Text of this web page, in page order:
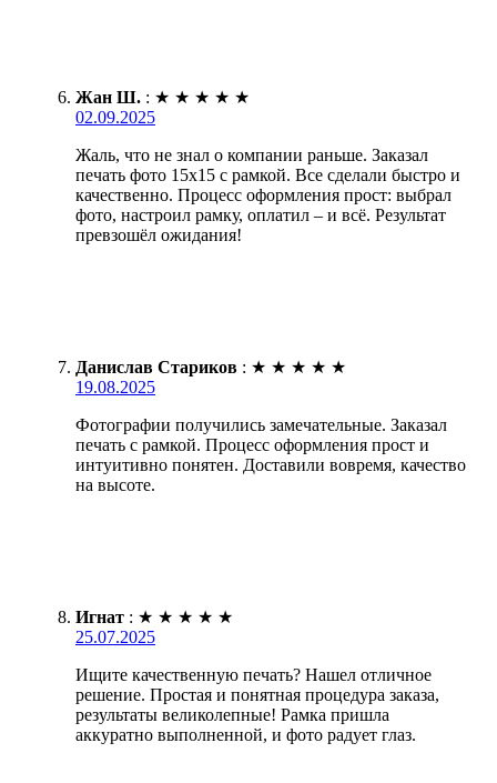
Жан Ш. : ★ ★ ★ ★ ★
02.09.2025
Жаль, что не знал о компании раньше. Заказал
печать фото 15х15 с рамкой. Все сделали быстро и
качественно. Процесс оформления прост: выбрал
фото, настроил рамку, оплатил – и всё. Результат
превзошёл ожидания!
Данислав Стариков : ★ ★ ★ ★ ★
19.08.2025
Фотографии получились замечательные. Заказал
печать с рамкой. Процесс оформления прост и
интуитивно понятен. Доставили вовремя, качество
на высоте.
Игнат : ★ ★ ★ ★ ★
25.07.2025
Ищите качественную печать? Нашел отличное
решение. Простая и понятная процедура заказа,
результаты великолепные! Рамка пришла
аккуратно выполненной, и фото радует глаз.